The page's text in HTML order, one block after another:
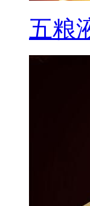
五粮